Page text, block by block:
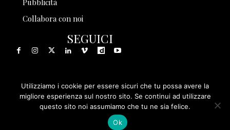
Collabora con noi
SEGUICI
© 1999 - 2025 Storia in Rete Srl - Tutti i diritti riservati - P.
IVA 08570971005
Utilizziamo i cookie per essere sicuri che tu possa avere la
migliore esperienza sul nostro sito. Se continui ad utilizzare
questo sito noi assumiamo che tu ne sia felice.
Ok